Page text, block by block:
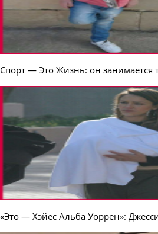
Спорт — Это Жизнь: он занимается
«Это — Хэйес Альба Уоррен»: